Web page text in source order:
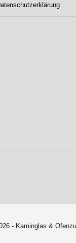
- Kaminglas &